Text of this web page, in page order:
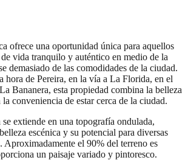
ofrece una oportunidad única para aquellos
vida tranquilo y auténtico en medio de la
demasiado de las comodidades de la ciudad.
hora de Pereira, en la vía a La Florida, en el
Bananera, esta propiedad combina la belleza
conveniencia de estar cerca de la ciudad.
extiende en una topografía ondulada,
escénica y su potencial para diversas
Aproximadamente el 90% del terreno es
un paisaje variado y pintoresco.